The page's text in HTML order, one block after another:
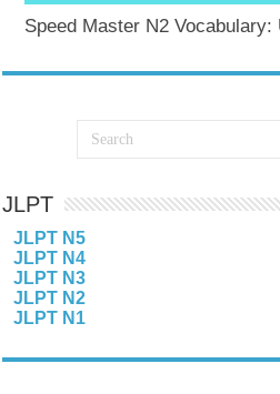
Speed Master N2 Vocabulary:
JLPT
JLPT N5
JLPT N4
JLPT N3
JLPT N2
JLPT N1